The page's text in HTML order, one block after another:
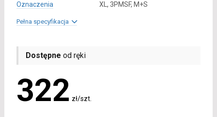
Oznaczenia
XL, 3PMSF, M+S
Pełna specyfikacja
Dostępne od ręki
322 zł/szt.